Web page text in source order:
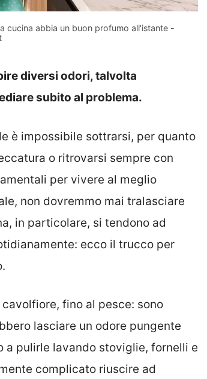
cucina abbia un buon profumo all'istante -
diversi odori, talvolta
subito al problema.
è impossibile sottrarsi, per quanto
o ritrovarsi sempre con
per vivere al meglio
non dovremmo mai tralasciare
in particolare, si tendono ad
ecco il trucco per
fino al pesce: sono
lasciare un odore pungente
a pulirle lavando stoviglie, fornelli e
complicato riuscire ad